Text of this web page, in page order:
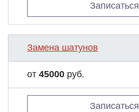
Записаться
Замена шатунов
от 45000 руб.
Записаться